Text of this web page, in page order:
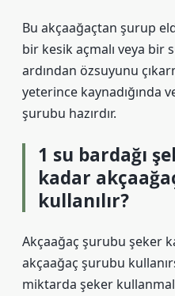
Bu akçaağaçtan şurup
bir kesik açmalı veya bir
ardından özsuyunu
yeterince kaynadığında
şurubu hazırdır.
1 su bardağı
kadar
kullanılır?
Akçaağaç şurubu şeker
akçaağaç şurubu
miktarda şeker